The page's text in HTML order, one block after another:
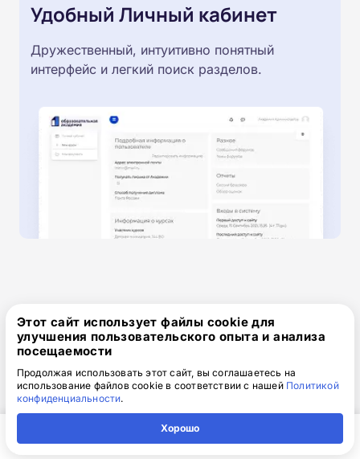
Удобный Личный кабинет
Дружественный, интуитивно понятный
интерфейс и легкий поиск разделов.
Получите скидку 2 000 ₽
при оплате сегодня!
Одним платежом
от 15 850 ₽
Этот сайт использует файлы cookie для
улучшения пользовательского опыта и анализа
посещаемости
Продолжая использовать этот сайт, вы соглашаетесь на
использование файлов cookie в соответствии с нашей Политикой
конфиденциальности.
Хорошо